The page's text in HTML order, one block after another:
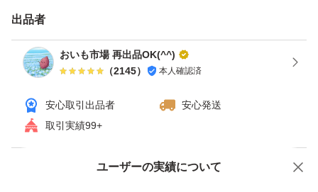
一定の温度と湿度が保つ、さつまいも専用貯蔵庫で
追熟させております。
ただし、ご購入後は野菜ですので保存状況によって
すぐに傷むこともあります。
保管には充分ご注意ください。
出品者
おいも市場 再出品OK(^^)
（2145） 本人確認済
安心取引出品者
安心発送
取引実績99+
ユーザーの実績について
価格の相談 商品への質問